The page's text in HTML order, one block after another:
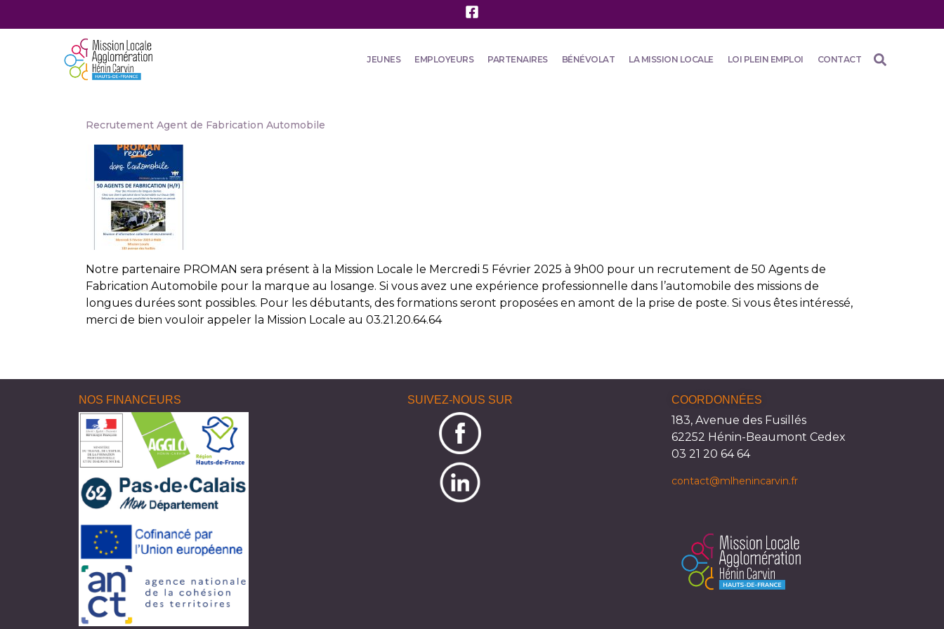
JEUNES EMPLOYEURS PARTENAIRES BÉNÉVOLAT LA MISSION LOCALE LOI PLEIN EMPLOI CONTACT
Recrutement Agent de Fabrication Automobile
Notre partenaire PROMAN sera présent à la Mission Locale le Mercredi 5 Février 2025 à 9h00 pour un recrutement de 50 Agents de
Fabrication Automobile pour la marque au losange. Si vous avez une expérience professionnelle dans l’automobile des missions de
longues durées sont possibles. Pour les débutants, des formations seront proposées en amont de la prise de poste. Si vous êtes intéressé,
merci de bien vouloir appeler la Mission Locale au 03.21.20.64.64
NOS FINANCEURS SUIVEZ-NOUS SUR COORDONNÉES
183, Avenue des Fusillés
62252 Hénin-Beaumont Cedex
03 21 20 64 64
contact@mlhenincarvin.fr